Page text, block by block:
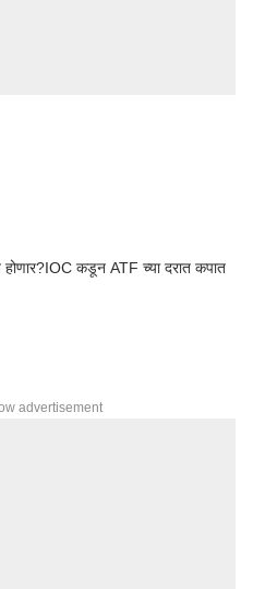
होणार?IOC कडून ATF च्या दरात कपात
advertisement